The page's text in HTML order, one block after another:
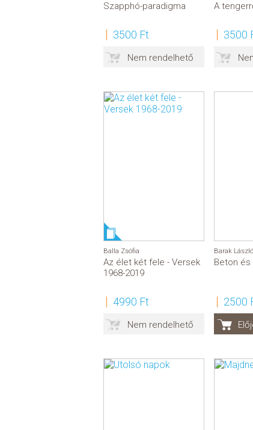
Szapphó-paradigma
3500 Ft
Nem rendelhető
A
3500
Balla Zsófia
Az élet két fele - Versek
1968-2019
4990 Ft
Nem rendelhető
Barak László
Beton
2500